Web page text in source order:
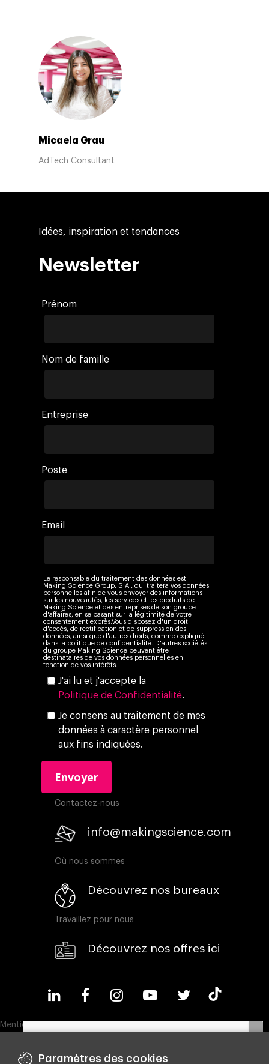
Micaela Grau
AdTech Consultant
Idées, inspiration et tendances
Newsletter
Prénom
Nom de famille
Entreprise
Poste
Email
Le responsable du traitement des données est
Making Science Group, S.A., qui traitera vos données
personnelles afin de vous envoyer des informations
sur les nouveautés, les services et les produits de
Making Science et des entreprises de son groupe
d'affaires, en se basant sur la légitimité de votre
consentement exprès.Vous disposez d'un droit
d'accès, de rectification et de suppression des
données, ainsi que d'autres droits, comme expliqué
dans la politique de confidentialité. D'autres sociétés
du groupe Making Science peuvent être
destinataires de vos données personnelles en
fonction de vos intérêts.
J'ai lu et j'accepte la
Politique de Confidentialité.
Je consens au traitement de mes
données à caractère personnel
aux fins indiquées.
Contactez-nous
info@makingscience.com
Où nous sommes
Découvrez nos bureaux
Travaillez pour nous
Découvrez nos offres ici
Mentions légales
Paramètres des cookies